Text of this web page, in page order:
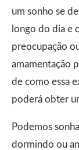
um sonho se
longo do dia e
preocupação
amamentação
de como essa
poderá obter
Podemos
dormindo ou